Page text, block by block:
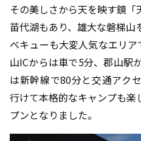
その美しさから天を映す鏡
苗代湖もあり、雄大な磐梯山
ベキューも大変人気なエリア
山ICからは車で5分、郡山駅
は新幹線で80分と交通アク
行けて本格的なキャンプも楽
プンとなりました。